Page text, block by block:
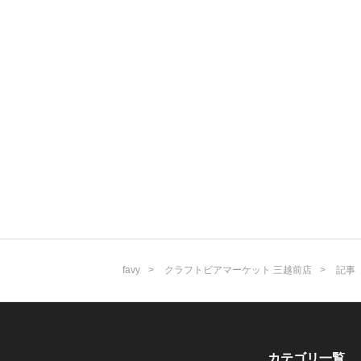
favy クラフトビアマーケット 三越前店 記事
カテゴリ一覧